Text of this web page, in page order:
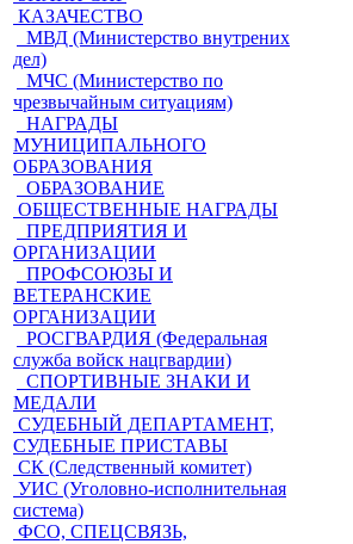
КАЗАЧЕСТВО
МВД (Министерство внутрених
дел)
МЧС (Министерство по
чрезвычайным ситуациям)
НАГРАДЫ
МУНИЦИПАЛЬНОГО
ОБРАЗОВАНИЯ
ОБРАЗОВАНИЕ
ОБЩЕСТВЕННЫЕ НАГРАДЫ
ПРЕДПРИЯТИЯ И
ОРГАНИЗАЦИИ
ПРОФСОЮЗЫ И
ВЕТЕРАНСКИЕ
ОРГАНИЗАЦИИ
РОСГВАРДИЯ (Федеральная
служба войск нацгвардии)
СПОРТИВНЫЕ ЗНАКИ И
МЕДАЛИ
СУДЕБНЫЙ ДЕПАРТАМЕНТ,
СУДЕБНЫЕ ПРИСТАВЫ
СК (Следственный комитет)
УИС (Уголовно-исполнительная
система)
ФСО, СПЕЦСВЯЗЬ,